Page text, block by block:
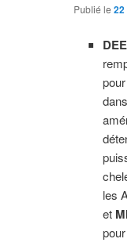
Publié le
les
et